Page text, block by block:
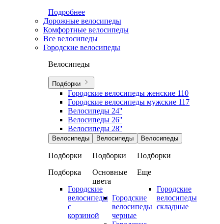
Подробнее
Дорожные велосипеды
Комфортные велосипеды
Все велосипеды
Городские велосипеды
Велосипеды
Подборки
Городские велосипеды женские 110
Городские велосипеды мужские 117
Велосипеды 24''
Велосипеды 26''
Велосипеды 28''
Велосипеды
Подборки
Подборка
Городские
велосипеды
с
корзиной
Велосипеды
Подборки
Основные
цвета
Городские
велосипеды
черные
Велосипеды
Подборки
Еще
Городские
велосипеды
складные